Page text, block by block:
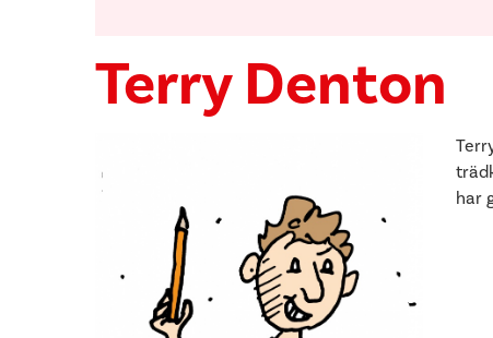
Terry Denton
har